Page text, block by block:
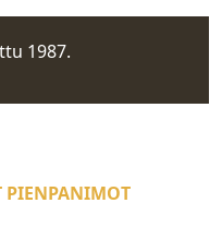
1987.
PIENPANIMOT